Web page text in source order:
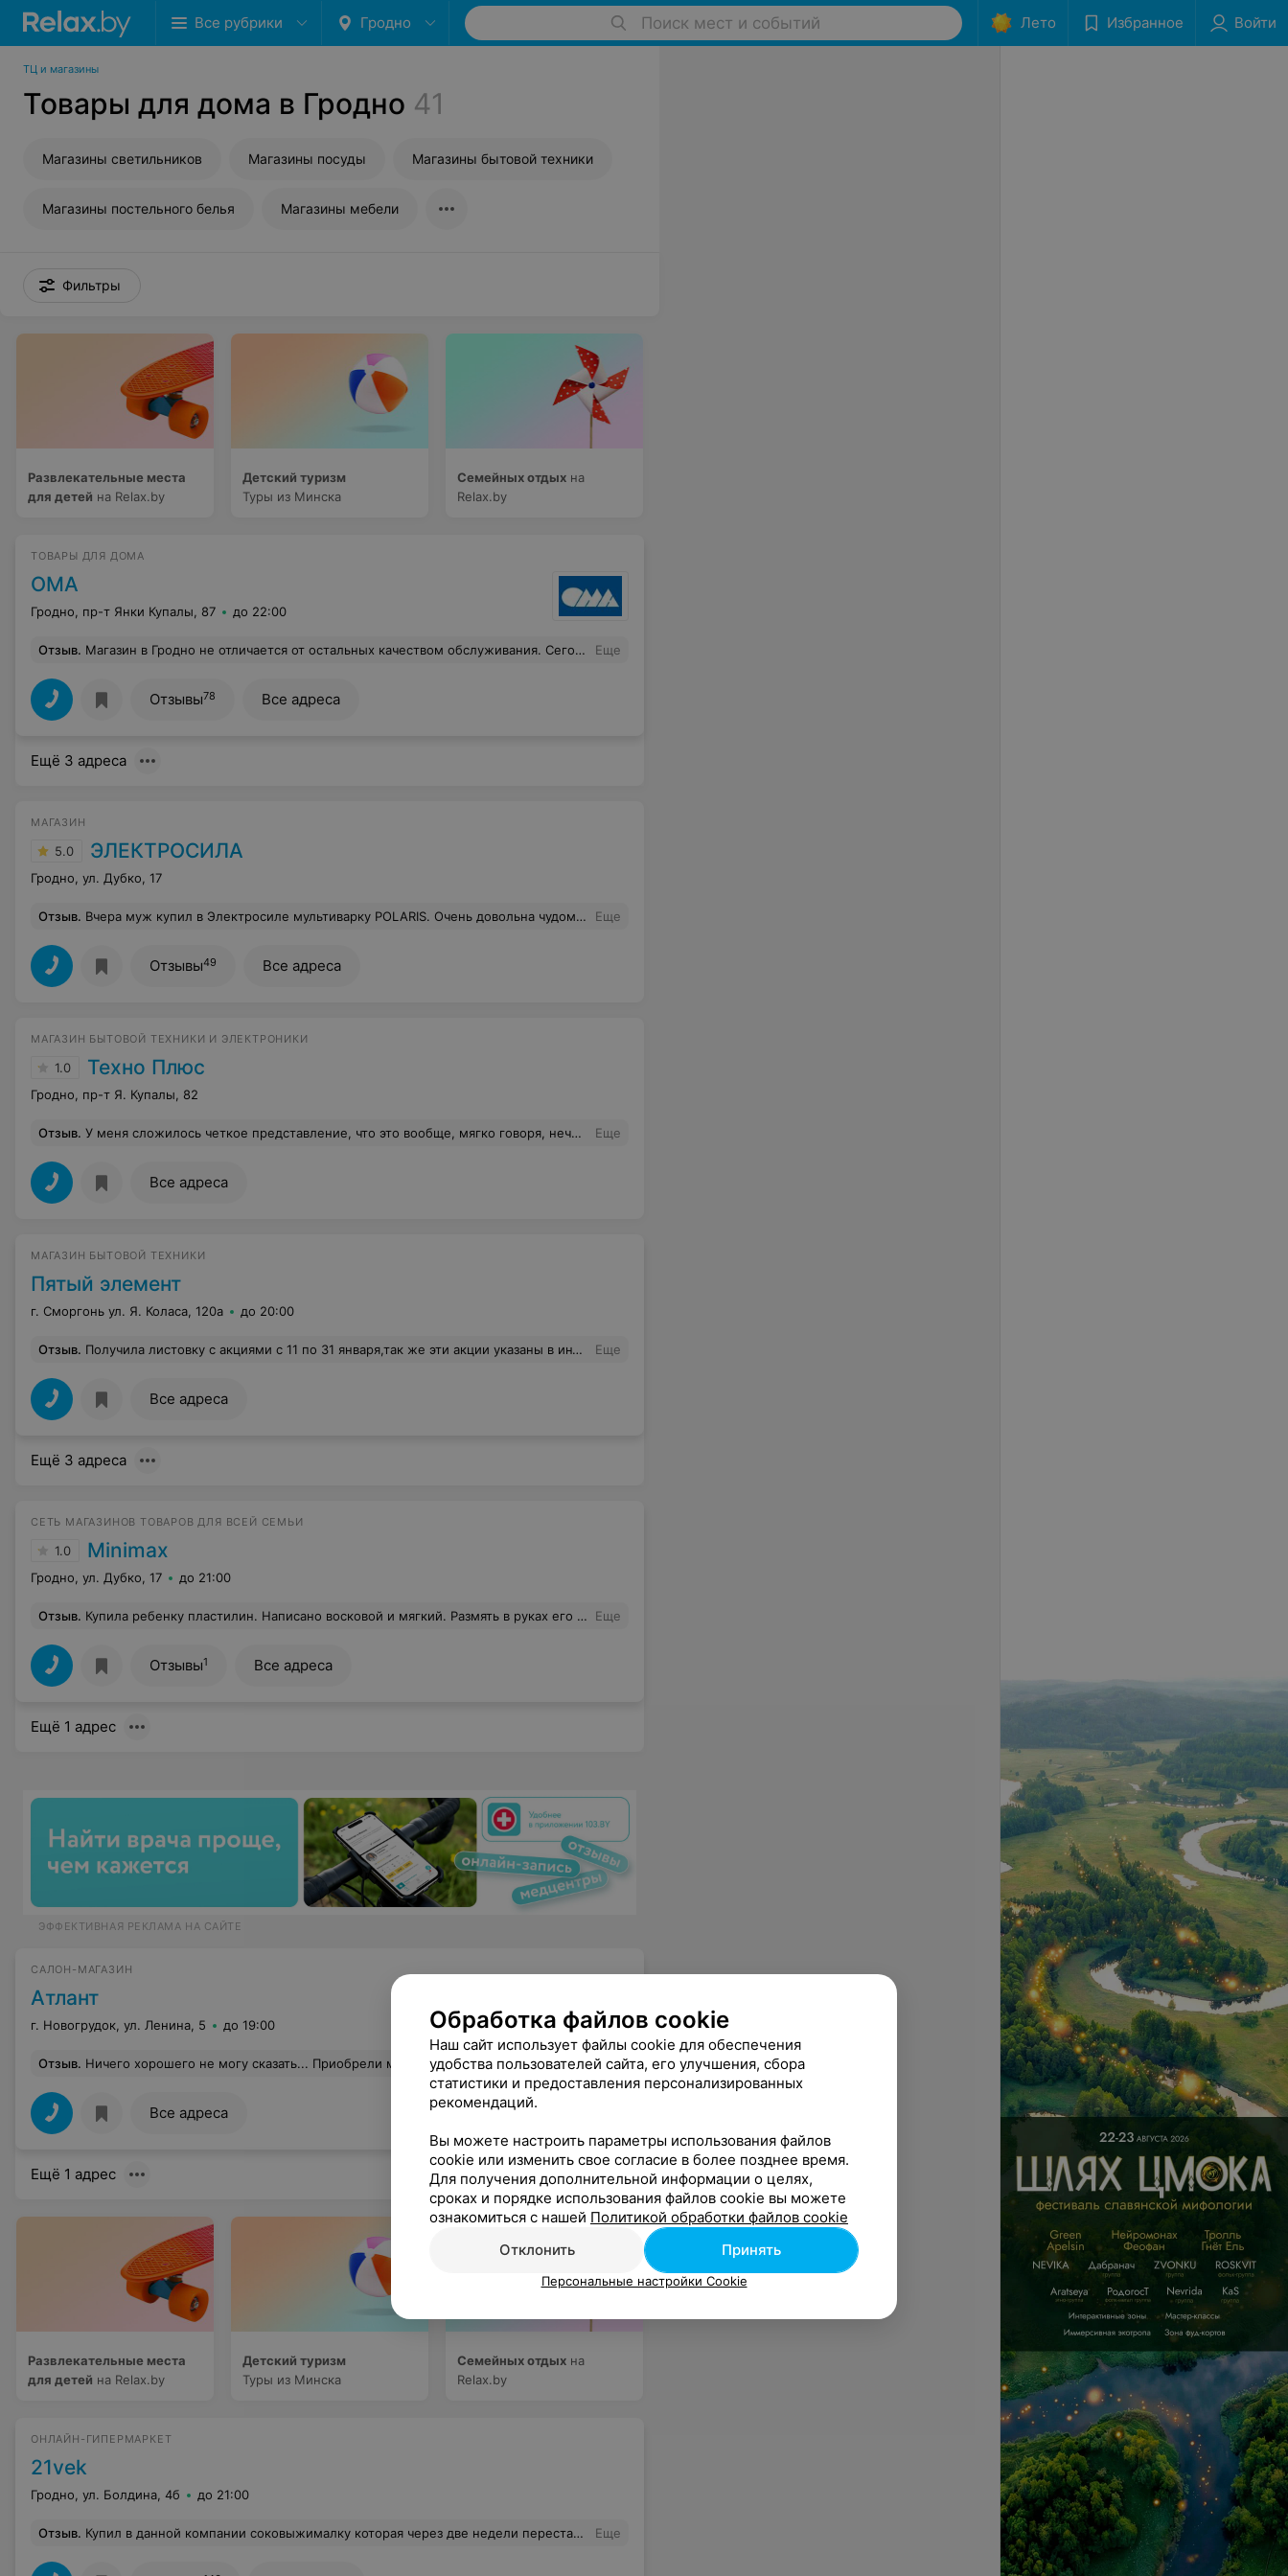
Все рубрики Гродно Поиск мест и событий Лето Избранное Войти
ТЦ и магазины
Товары для дома в Гродно 41
Магазины светильников Магазины посуды Магазины бытовой техники
Магазины постельного белья Магазины мебели
Фильтры
Развлекательные места
для детей на Relax.by
Детский туризм
Туры из Минска
Семейных отдых на
Relax.by
ТОВАРЫ ДЛЯ ДОМА
ОМА
Гродно, пр-т Янки Купалы, 87 до 22:00
Отзыв. Магазин в Гродно не отличается от остальных качеством обслуживания. Сегодня простояли 1,5 часа в ожидании купить плитку. По истечению этого времени оказалось, что плитки нет в наличии. В отделе плитки работал только один продавец, который не справлялся. А в магазине при этом были свободные продавцы, но при обращении к ним они отвечают, "мы не с этого отдела". Ужасное обслуживание. Еще
Отзывы78 Все адреса
Ещё 3 адреса
МАГАЗИН
5.0 ЭЛЕКТРОСИЛА
Гродно, ул. Дубко, 17
Отзыв. Вчера муж купил в Электросиле мультиварку POLARIS. Очень довольна чудом техники, а муж доволен обслуживанием! Еще
Отзывы49 Все адреса
МАГАЗИН БЫТОВОЙ ТЕХНИКИ И ЭЛЕКТРОНИКИ
1.0 Техно Плюс
Гродно, пр-т Я. Купалы, 82
Отзыв. У меня сложилось четкое представление, что это вообще, мягко говоря, нечестные продавцы,скрывающиеся от обманутых покупателей, был магазин в гродно, купили там товар( и не только я одна),теперь вернуть деньги за ПГС не знаем где, ни один! телефон не отвечает или вовсе не существует! Ни Минские номера ,не говоря уже о Гродно, никуда не дозваниваемся! Такое отношение впервые за всю мою жизнь не встречала! Еще
Все адреса
МАГАЗИН БЫТОВОЙ ТЕХНИКИ
Пятый элемент
г. Сморгонь ул. Я. Коласа, 120а до 20:00
Отзыв. Получила листовку с акциями с 11 по 31 января,так же эти акции указаны в интернете,меня заинтересовал выпрямитель для волос по акции за 159000. 17.01.2016г.я поехала за ним с одного конца города в другой, пришла, нашла выпрямитель, цена стояла 159000, подошла к консультанту мне проверили, дали купон для оплаты, подхожу к кассе 209000, я пошла к консультанту, у них была переоценка товар переоценен, мне предложили наказать продавца который не переодел цену! Зачем тогда печатать листовки-"обманки", указывайте реальные цены, дни проведения! Я приехала в магазин в 15-30, сколько ещё висел бы этот ценник? Только на проезд траты, ужас! Я разочаровалась в этом магазине, за покупками туда больше не собираюсь приходить! Еще
Все адреса
Ещё 3 адреса
СЕТЬ МАГАЗИНОВ ТОВАРОВ ДЛЯ ВСЕЙ СЕМЬИ
1.0 Minimax
Гродно, ул. Дубко, 17 до 21:00
Отзыв. Купила ребенку пластилин. Написано восковой и мягкий. Размять в руках его не реально, он дубовый. Оказалось он изготовлен в 2018 и срок не ограничен. Вроде мелочь, но не приятно, что продают мусор. Не рекомендую и сама туда не ногой. Еще
Отзывы1 Все адреса
Ещё 1 адрес
ЭФФЕКТИВНАЯ РЕКЛАМА НА САЙТЕ
САЛОН-МАГАЗИН
Атлант
г. Новогрудок, ул. Ленина, 5 до 19:00
Отзыв. Ничего хорошего не могу сказать... Приобрели микроволновку. Приехали домой подключили и стали устанавливать часы на табло. Оказалось 12- часовой пояс. Обратились в магазин по обмену, так как не понять утро или вечерю. Отказали, хотя продавец в магазине не предупредил. Еще
Все адреса
Ещё 1 адрес
Развлекательные места
для детей на Relax.by
Детский туризм
Туры из Минска
Семейных отдых на
Relax.by
ОНЛАЙН-ГИПЕРМАРКЕТ
21vek
Гродно, ул. Болдина, 4б до 21:00
Отзыв. Купил в данной компании соковыжималку которая через две недели перестала работать,отдал в сервисный центр,вчера позвонили сказали что не будут ремонтировать,что случай не гарантийный.Жду обратно, чтобы в суд иск подать. Еще
Обработка файлов cookie
Наш сайт использует файлы cookie для обеспечения
удобства пользователей сайта, его улучшения, сбора
статистики и предоставления персонализированных
рекомендаций.
Вы можете настроить параметры использования файлов
cookie или изменить свое согласие в более позднее время.
Для получения дополнительной информации о целях,
сроках и порядке использования файлов cookie вы можете
ознакомиться с нашей Политикой обработки файлов cookie
Отклонить
Принять
Персональные настройки Cookie